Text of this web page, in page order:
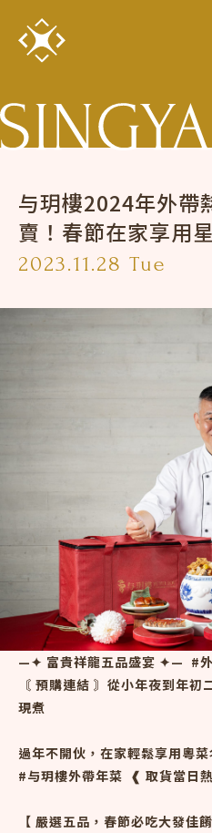
与玥樓2024年外帶
賣！春節在家享用
2023.11.28 Tue
—✦​ 富貴祥龍五品盛宴 ✦— ​ #外
〘 預購連結 〙從小年夜到年初
現煮
過年不開伙，在家輕鬆享用粵
#与玥樓外帶年菜 ​ ❰ 取貨當日
【 嚴選五品，春節必吃大發佳餚